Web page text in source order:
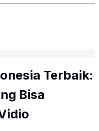
Terbaik:
Bisa